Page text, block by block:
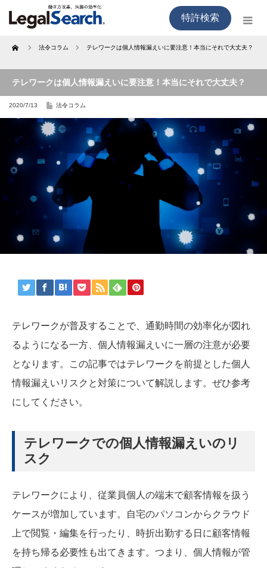
特許検索
Home 法令コラム テレワークは個人情報漏えいに要注意！本当にそれで大丈夫？
テレワークは個人情報漏えいに要注意！本当にそれで大丈夫？
2020/7/13 法令コラム
テレワークが普及することで、通勤時間の効率化が図れ
るようになる一方、個人情報漏えいに一層の注意が必要
となります。この記事ではテレワークを前提とした個人
情報漏えいリスクと対策について解説します。ぜひ参考
にしてください。
テレワークでの個人情報漏えいのリ
スク
テレワークにより、従業員個人の端末で顧客情報を扱う
ケースが増加しています。自宅のパソコンからクラウド
上で閲覧・編集を行ったり、時折出勤する日に顧客情報
を持ち帰る必要性も出てきます。つまり、個人情報が管